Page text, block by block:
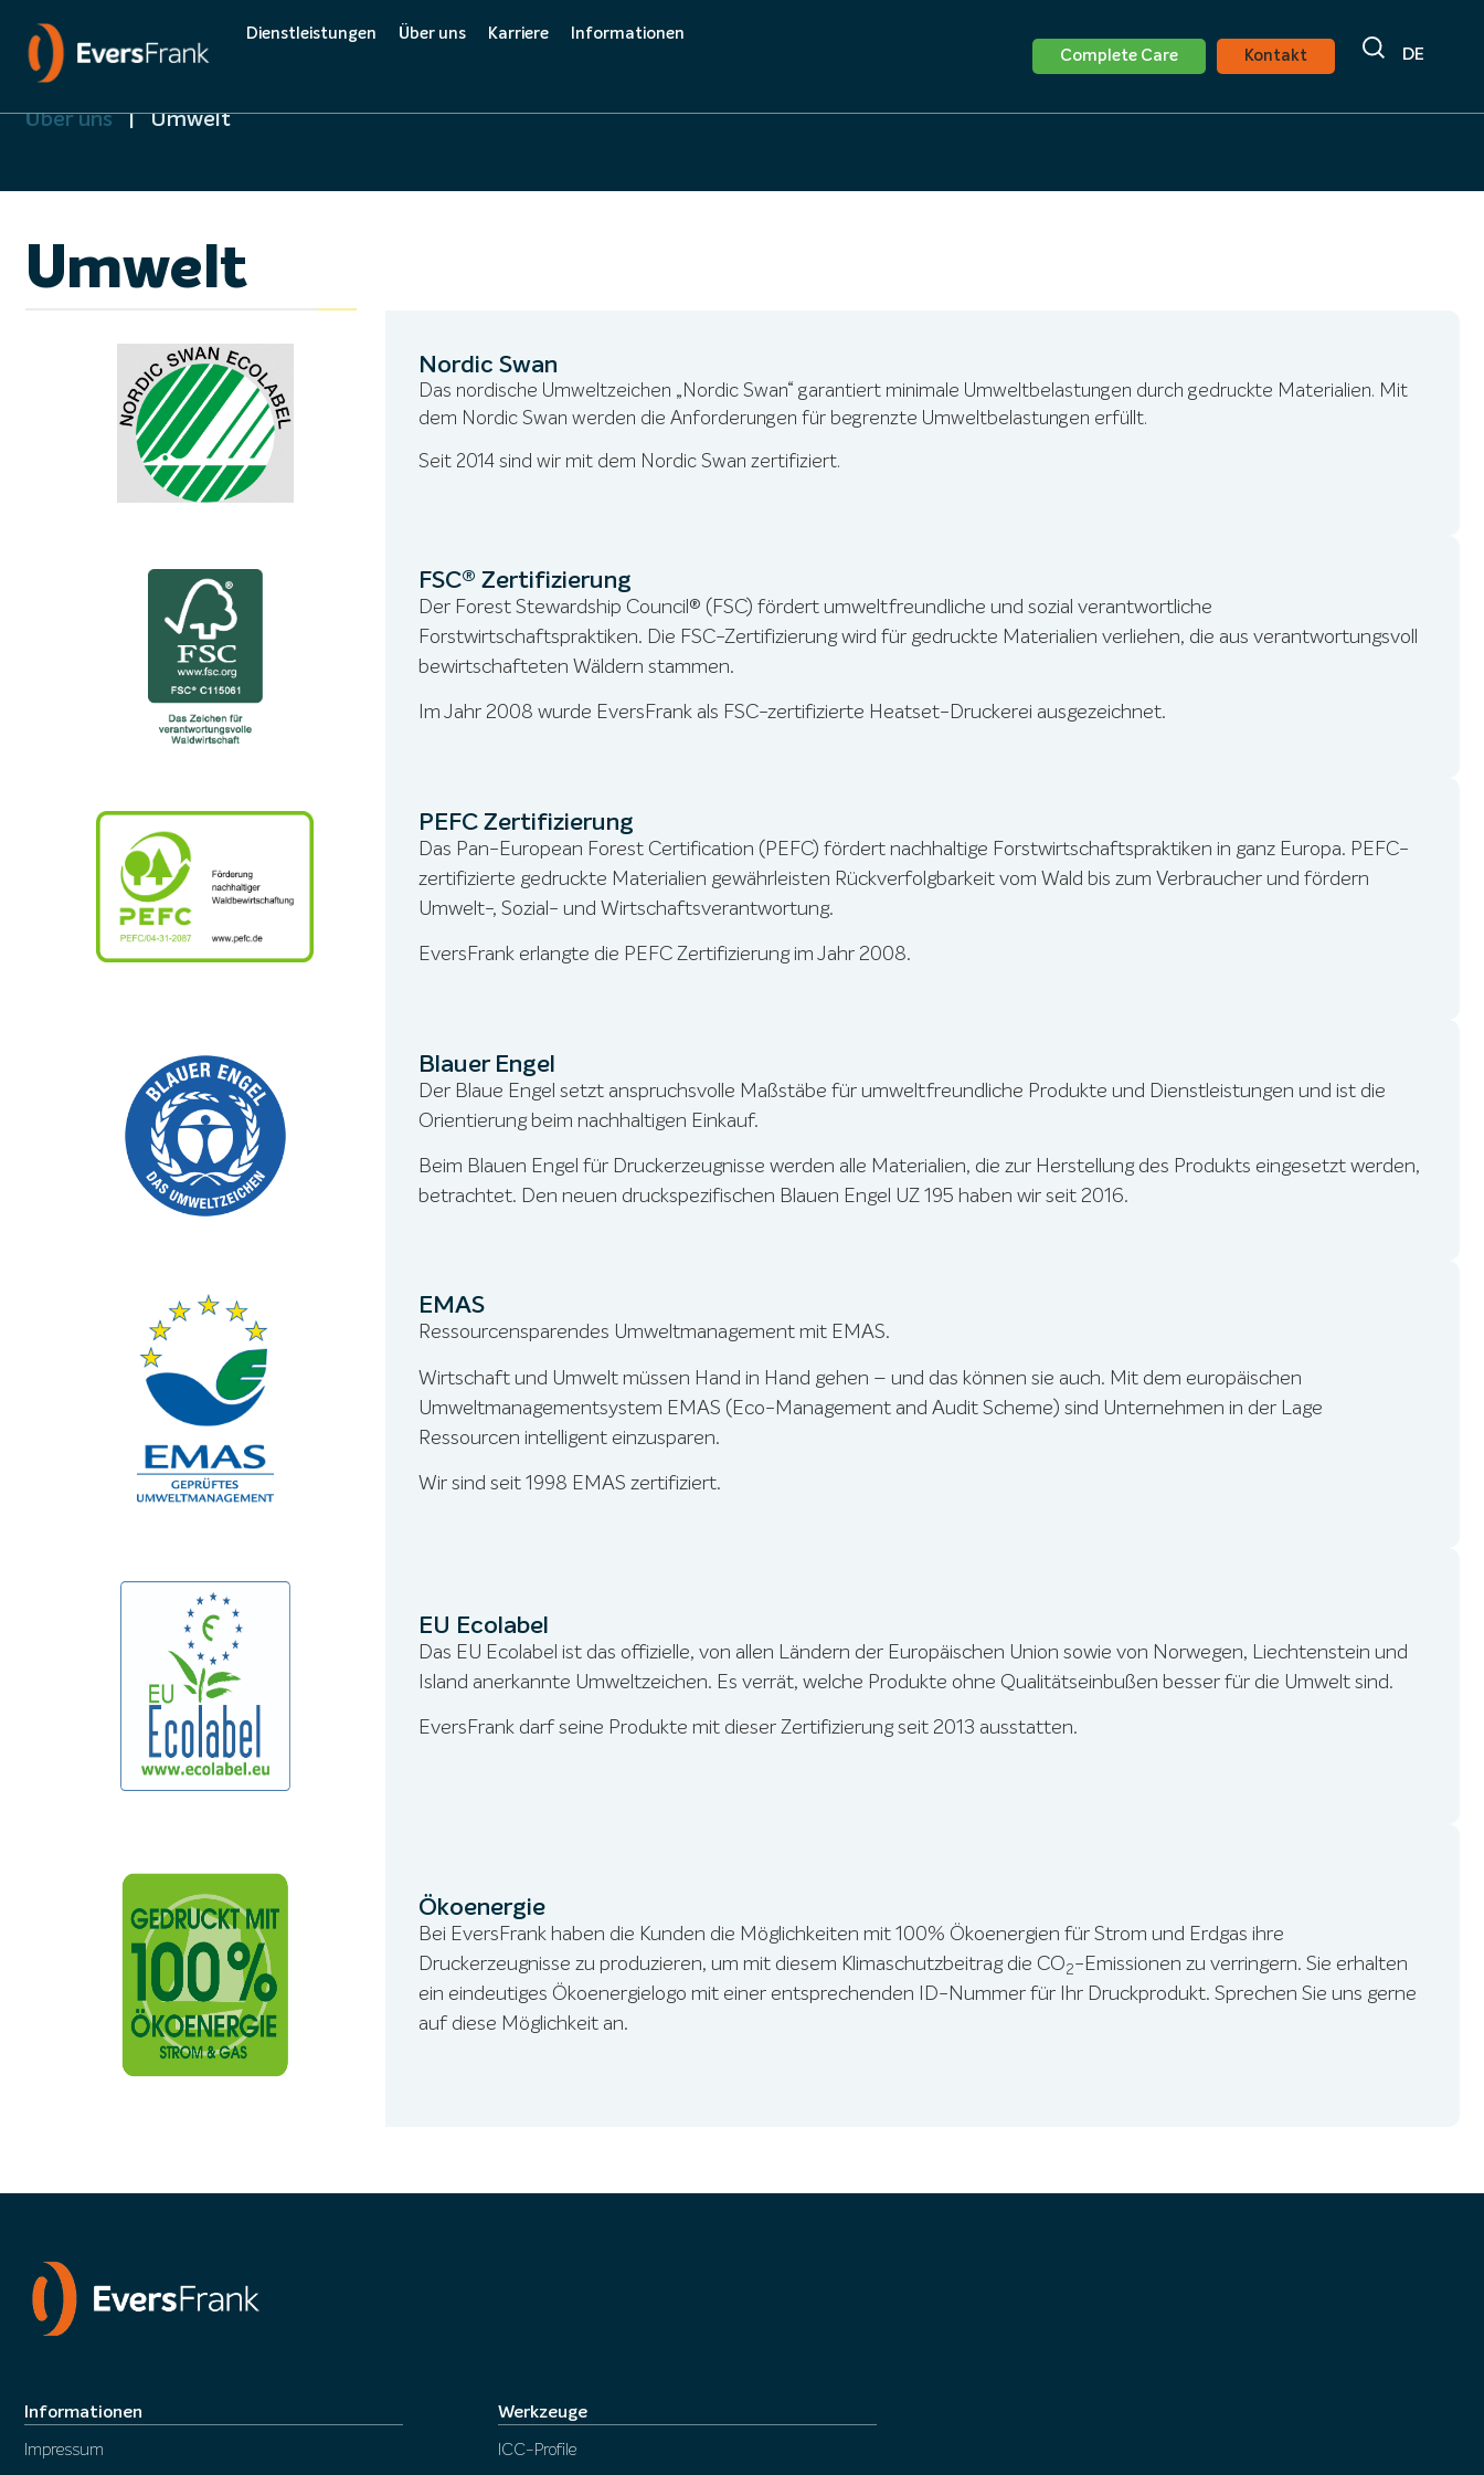
Dienstleistungen Über uns
Complete Care
Qualität
Karriere
Initiativbewerbung
Offene Stellenangebote
Informationen
Downloads
Complete Care Kontakt DE
Über uns | Umwelt
Umwelt
Nordic Swan
Das nordische Umweltzeichen „Nordic Swan“ garantiert minimale Umweltbelastungen durch gedruckte Materialien. Mit
dem Nordic Swan werden die Anforderungen für begrenzte Umweltbelastungen erfüllt.
Seit 2014 sind wir mit dem Nordic Swan zertifiziert.
FSC® Zertifizierung
Der Forest Stewardship Council® (FSC) fördert umweltfreundliche und sozial verantwortliche
Forstwirtschaftspraktiken. Die FSC-Zertifizierung wird für gedruckte Materialien verliehen, die aus verantwortungsvoll
bewirtschafteten Wäldern stammen.
Im Jahr 2008 wurde EversFrank als FSC-zertifizierte Heatset-Druckerei ausgezeichnet.
PEFC Zertifizierung
Das Pan-European Forest Certification (PEFC) fördert nachhaltige Forstwirtschaftspraktiken in ganz Europa. PEFC-
zertifizierte gedruckte Materialien gewährleisten Rückverfolgbarkeit vom Wald bis zum Verbraucher und fördern
Umwelt-, Sozial- und Wirtschaftsverantwortung.
EversFrank erlangte die PEFC Zertifizierung im Jahr 2008.
Blauer Engel
Der Blaue Engel setzt anspruchsvolle Maßstäbe für umweltfreundliche Produkte und Dienstleistungen und ist die
Orientierung beim nachhaltigen Einkauf.
Beim Blauen Engel für Druckerzeugnisse werden alle Materialien, die zur Herstellung des Produkts eingesetzt werden,
betrachtet. Den neuen druckspezifischen Blauen Engel UZ 195 haben wir seit 2016.
EMAS
Ressourcensparendes Umweltmanagement mit EMAS.
Wirtschaft und Umwelt müssen Hand in Hand gehen – und das können sie auch. Mit dem europäischen
Umweltmanagementsystem EMAS (Eco-Management and Audit Scheme) sind Unternehmen in der Lage
Ressourcen intelligent einzusparen.
Wir sind seit 1998 EMAS zertifiziert.
EU Ecolabel
Das EU Ecolabel ist das offizielle, von allen Ländern der Europäischen Union sowie von Norwegen, Liechtenstein und
Island anerkannte Umweltzeichen. Es verrät, welche Produkte ohne Qualitätseinbußen besser für die Umwelt sind.
EversFrank darf seine Produkte mit dieser Zertifizierung seit 2013 ausstatten.
Ökoenergie
Bei EversFrank haben die Kunden die Möglichkeiten mit 100% Ökoenergien für Strom und Erdgas ihre
Druckerzeugnisse zu produzieren, um mit diesem Klimaschutzbeitrag die CO2-Emissionen zu verringern. Sie erhalten
ein eindeutiges Ökoenergielogo mit einer entsprechenden ID-Nummer für Ihr Druckprodukt. Sprechen Sie uns gerne
auf diese Möglichkeit an.
Informationen
Impressum
Werkzeuge
ICC-Profile